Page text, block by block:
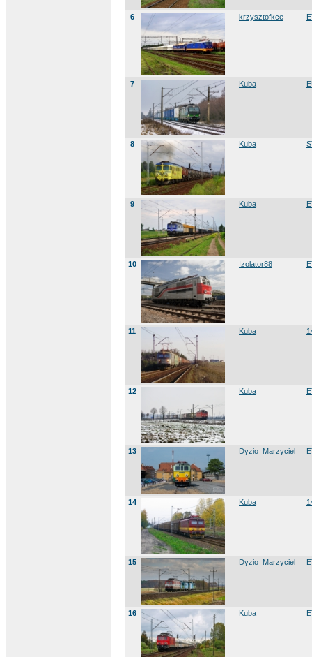
6 krzysztofkce
7 Kuba
8 Kuba
9 Kuba
10 Izolator88
11 Kuba
12 Kuba
13 Dyzio_Marzyciel
14 Kuba
15 Dyzio_Marzyciel
16 Kuba